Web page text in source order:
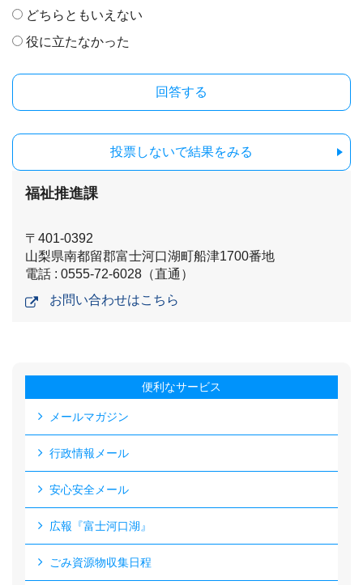
どちらともいえない
役に立たなかった
投票しないで結果をみる
福祉推進課
〒401-0392
山梨県南都留郡富士河口湖町船津1700番地
電話 : 0555-72-6028（直通）
お問い合わせはこちら
便利なサービス
メールマガジン
行政情報メール
安心安全メール
広報『富士河口湖』
ごみ資源物収集日程